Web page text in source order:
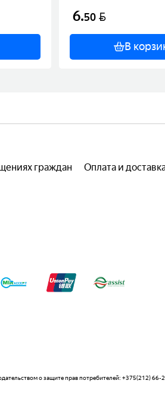
6.50 BYN
В
граждан Оплата и
о защите прав потребителей: +375(212)